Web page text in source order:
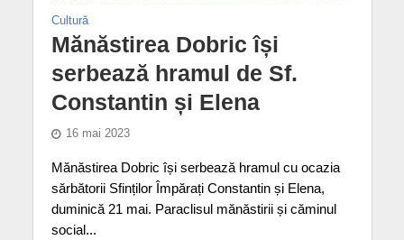
Cultură
Mănăstirea Dobric își
serbează hramul de Sf.
Constantin și Elena
16 mai 2023
Mănăstirea Dobric își serbează hramul cu ocazia
sărbătorii Sfinților Împărați Constantin și Elena,
duminică 21 mai. Paraclisul mănăstirii și căminul
social...